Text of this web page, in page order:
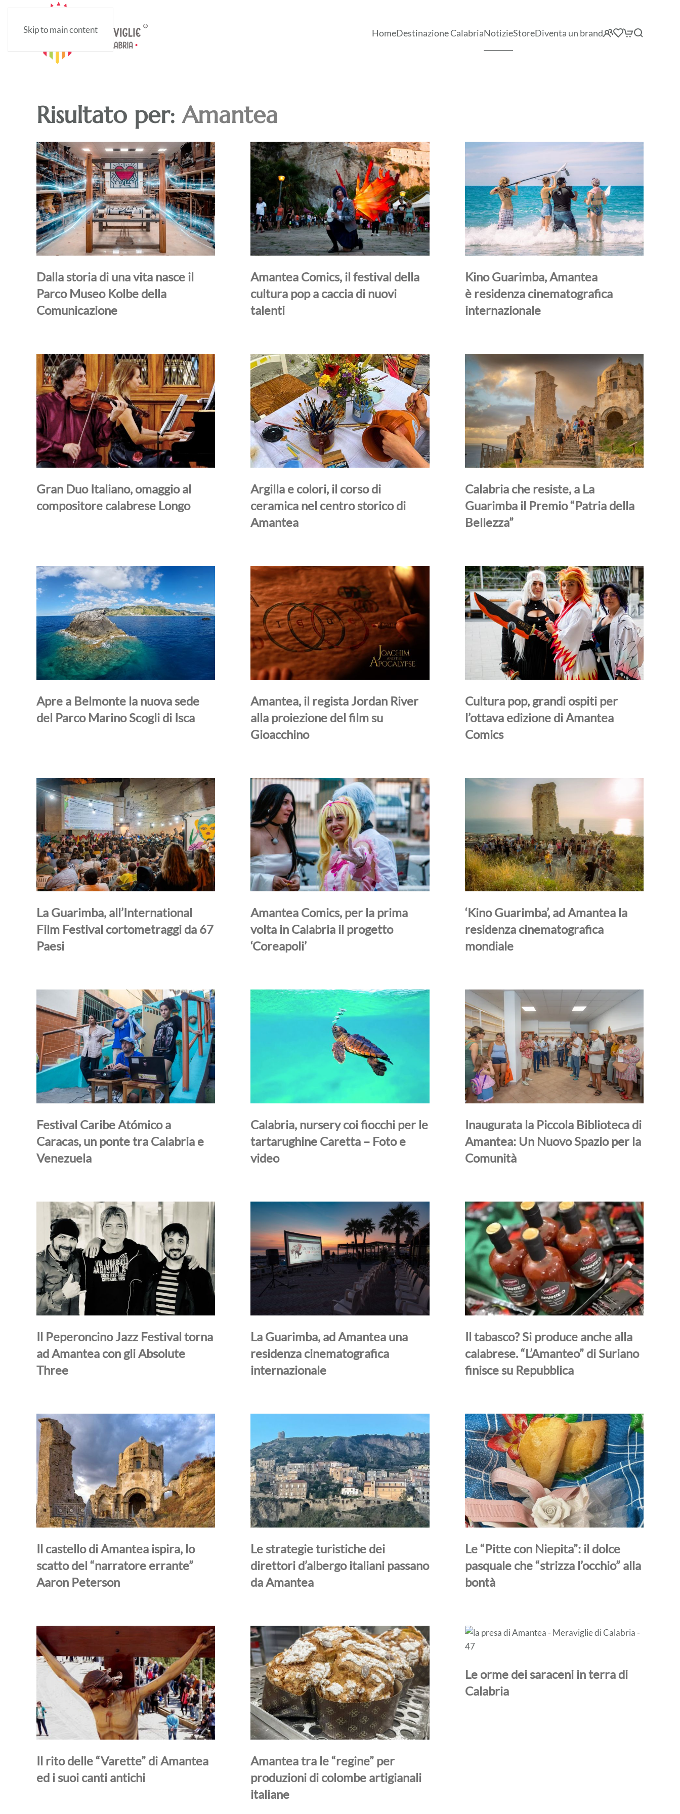
Skip to main content HomeDestinazione CalabriaNotizieStoreDiventa un brand
Risultato per:Amantea
Dalla storia di una vita nasce il
Parco Museo Kolbe della
Comunicazione
Amantea Comics, il festival della
cultura pop a caccia di nuovi
talenti
Kino Guarimba, Amantea
è residenza cinematografica
internazionale
Gran Duo Italiano, omaggio al
compositore calabrese Longo
Argilla e colori, il corso di
ceramica nel centro storico di
Amantea
Calabria che resiste, a La
Guarimba il Premio “Patria della
Bellezza”
Apre a Belmonte la nuova sede
del Parco Marino Scogli di Isca
Amantea, il regista Jordan River
alla proiezione del film su
Gioacchino
Cultura pop, grandi ospiti per
l’ottava edizione di Amantea
Comics
La Guarimba, all’International
Film Festival cortometraggi da 67
Paesi
Amantea Comics, per la prima
volta in Calabria il progetto
‘Coreapoli’
‘Kino Guarimba’, ad Amantea la
residenza cinematografica
mondiale
Festival Caribe Atómico a
Caracas, un ponte tra Calabria e
Venezuela
Calabria, nursery coi fiocchi per le
tartarughine Caretta – Foto e
video
Inaugurata la Piccola Biblioteca di
Amantea: Un Nuovo Spazio per la
Comunità
Il Peperoncino Jazz Festival torna
ad Amantea con gli Absolute
Three
La Guarimba, ad Amantea una
residenza cinematografica
internazionale
Il tabasco? Si produce anche alla
calabrese. “L’Amanteo” di Suriano
finisce su Repubblica
Il castello di Amantea ispira, lo
scatto del “narratore errante”
Aaron Peterson
Le strategie turistiche dei
direttori d’albergo italiani passano
da Amantea
Le “Pitte con Niepita”: il dolce
pasquale che “strizza l’occhio” alla
bontà
Il rito delle “Varette” di Amantea
ed i suoi canti antichi
Amantea tra le “regine” per
produzioni di colombe artigianali
italiane
Le orme dei saraceni in terra di
Calabria